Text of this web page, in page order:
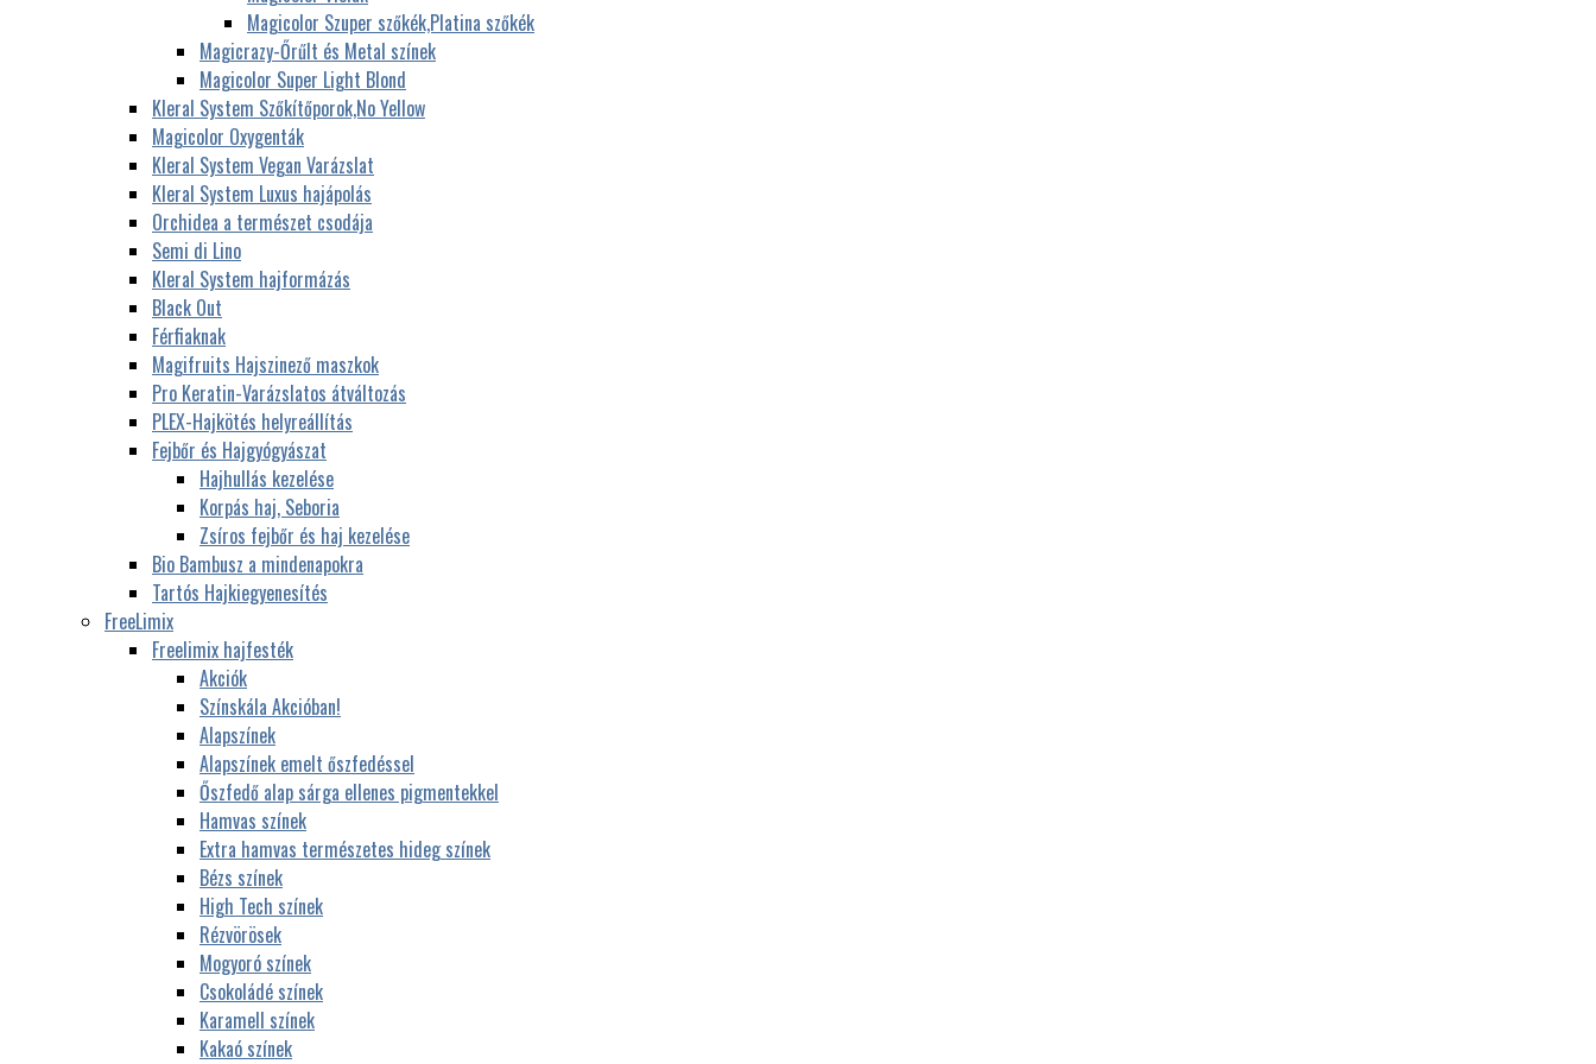
Magicolor Szuper szőkék,Platina szőkék
Magicrazy-Őrűlt és Metal színek
Magicolor Super Light Blond
Kleral System Szőkítőporok,No Yellow
Magicolor Oxygenták
Kleral System Vegan Varázslat
Kleral System Luxus hajápolás
Orchidea a természet csodája
Semi di Lino
Kleral System hajformázás
Black Out
Férfiaknak
Magifruits Hajszinező maszkok
Pro Keratin-Varázslatos átváltozás
PLEX-Hajkötés helyreállítás
Fejbőr és Hajgyógyászat
Hajhullás kezelése
Korpás haj, Seboria
Zsíros fejbőr és haj kezelése
Bio Bambusz a mindenapokra
Tartós Hajkiegyenesítés
FreeLimix
Freelimix hajfesték
Akciók
Színskála Akcióban!
Alapszínek
Alapszínek emelt őszfedéssel
Őszfedő alap sárga ellenes pigmentekkel
Hamvas színek
Extra hamvas természetes hideg színek
Bézs színek
High Tech színek
Rézvörösek
Mogyoró színek
Csokoládé színek
Karamell színek
Kakaó színek